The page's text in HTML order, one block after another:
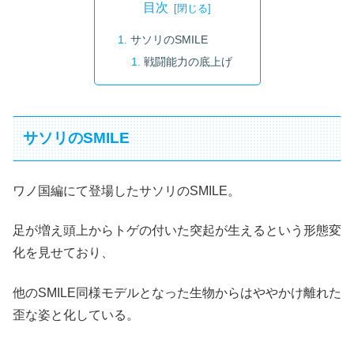
目次
サソリのSMILE
戦闘能力の底上げ
サソリのSMILE
ワノ国編にて登場したサソリのSMILE。
足が増え頭上からトゲの付いた突起が生えるという形態変
化を見せており、
他のSMILE同様モデルとなった生物からはややかけ離れた
歪な姿と化している。